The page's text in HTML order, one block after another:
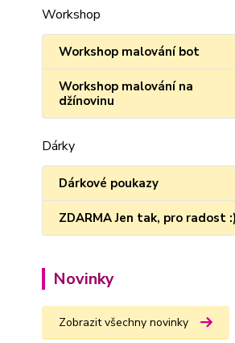
Workshop
Workshop malování bot
Workshop malování na
džínovinu
Dárky
Dárkové poukazy
ZDARMA Jen tak, pro radost :)
Novinky
Zobrazit všechny novinky